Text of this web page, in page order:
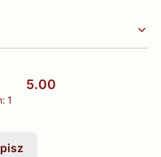
5.00
1